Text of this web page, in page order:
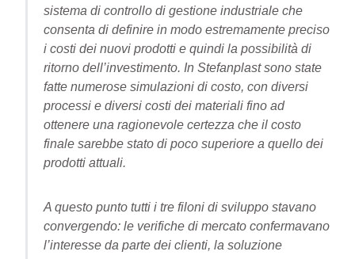
sistema di controllo di gestione industriale che
consenta di definire in modo estremamente preciso
i costi dei nuovi prodotti e quindi la possibilità di
ritorno dell’investimento. In Stefanplast sono state
fatte numerose simulazioni di costo, con diversi
processi e diversi costi dei materiali fino ad
ottenere una ragionevole certezza che il costo
finale sarebbe stato di poco superiore a quello dei
prodotti attuali.
A questo punto tutti i tre filoni di sviluppo stavano
convergendo: le verifiche di mercato confermavano
l’interesse da parte dei clienti, la soluzione